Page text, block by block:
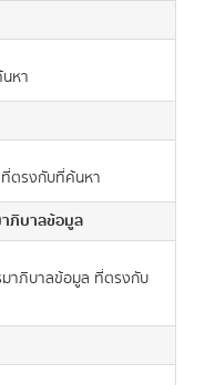
หา
ที่ตรงกับที่ค้นหา
ภิบาลข้อมูล
าภิบาลข้อมูล ที่ตรงกับ